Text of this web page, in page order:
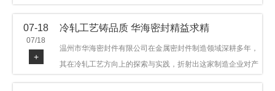
产品，广泛应用于石油机械、管道法兰、采油树、井口装置等
领域。本文从尺寸精度的技术内涵及企业工艺积累等角度，呈
现华海密封在该领域的务实探索与稳步发展。
07-18
07/18
+
冷轧工艺铸品质 华海密封精益求精
温州市华海密封件有限公司在金属密封件制造领域深耕多年，
其在冷轧工艺方向上的探索与实践，折射出这家制造企业对产